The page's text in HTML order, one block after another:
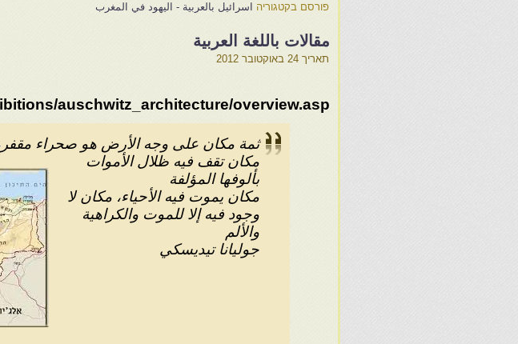
פורסם בקטגוריה اسرائيل بالعربية - اليهود في المغرب
مقالات باللغة العربية
תאריך 24 באוקטובר 2012
auschwitz_architecture/overview.asp
ثمة مكان على وجه الأرض هو صحراء
مكان تقف فيه ظلال الأموات
بألوفها المؤلفة
مكان يموت فيه الأحياء، مكان لا
وجود فيه إلا للموت والكراهية
والألم
جوليانا تيديسكي